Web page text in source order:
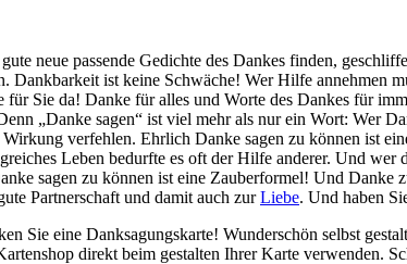
neue passende Gedichte des Dankes finden,
ist keine Schwäche! Wer Hilfe annehmen
Sie da! Danke für alles und Worte des Dankes für
„Danke sagen“ ist viel mehr als nur ein Wort:
verfehlen. Ehrlich Danke sagen zu können ist
Leben bedurfte es oft der Hilfe anderer. Und
sagen zu können ist eine Zauberformel! Und Danke
Partnerschaft und damit auch zurLiebe. Und haben
Sie eine Danksagungskarte! Wunderschön selbst
direkt beim gestalten Ihrer Karte verwenden.